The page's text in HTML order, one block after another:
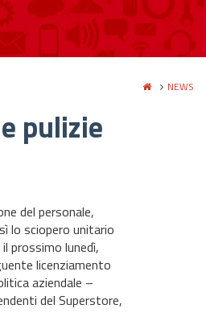
NEWS
pulizie
del personale,
lo sciopero unitario
prossimo lunedì,
licenziamento
aziendale –
del Superstore,